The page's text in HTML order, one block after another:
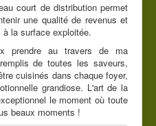
court de distribution permet
une qualité de revenus et
la surface exploitée.
prendre au travers de ma
de toutes les saveurs,
cuisinés dans chaque foyer,
grandiose. L'art de la
le moment où toute
beaux moments !